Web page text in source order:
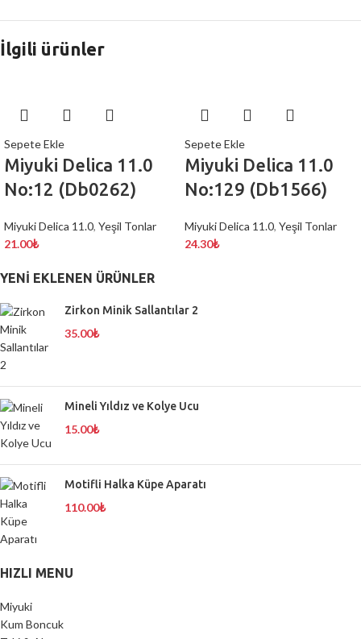
İlgili ürünler
Sepete Ekle
Miyuki Delica 11.0
No:12 (Db0262)
Miyuki Delica 11.0, Yeşil Tonlar
21.00₺
Sepete Ekle
Miyuki Delica 11.0
No:129 (Db1566)
Miyuki Delica 11.0, Yeşil Tonlar
24.30₺
YENI EKLENEN ÜRÜNLER
Zirkon Minik Sallantılar 2
35.00₺
Mineli Yıldız ve Kolye Ucu
15.00₺
Motifli Halka Küpe Aparatı
110.00₺
HIZLI MENU
Miyuki
Kum Boncuk